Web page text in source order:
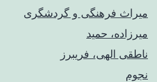
میراث فرهنگی و گردشگری
میرزاده، حمید
ناطقی الهی، فریبرز
نجوم